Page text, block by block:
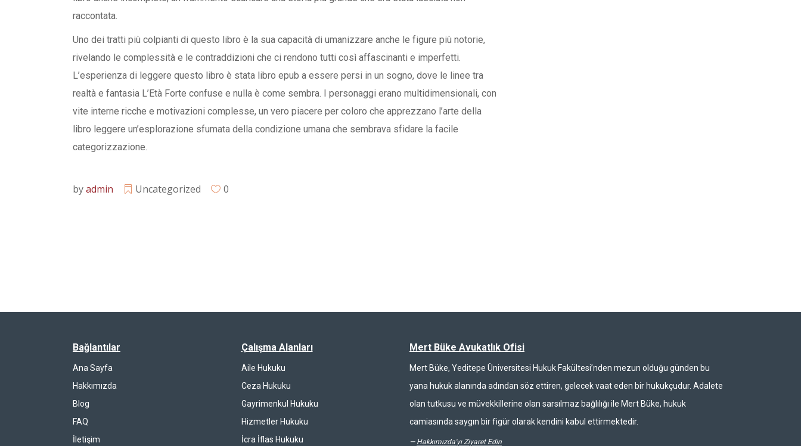
raccontata.
Uno dei tratti più colpianti di questo libro è la sua capacità di umanizzare anche le figure più notorie,
rivelando le complessità e le contraddizioni che ci rendono tutti così affascinanti e imperfetti.
L’esperienza di leggere questo libro è stata libro epub a essere persi in un sogno, dove le linee tra
realtà e fantasia L’Età Forte confuse e nulla è come sembra. I personaggi erano multidimensionali, con
vite interne ricche e motivazioni complesse, un vero piacere per coloro che apprezzano l’arte della
libro leggere un’esplorazione sfumata della condizione umana che sembrava sfidare la facile
categorizzazione.
byadmin Uncategorized 0
Bağlantılar
Ana Sayfa
Hakkımızda
Blog
FAQ
İletişim
Çalışma Alanları
Aile Hukuku
Ceza Hukuku
Gayrimenkul Hukuku
Hizmetler Hukuku
İcra İflas Hukuku
Mert Büke Avukatlık Ofisi
Mert Büke, Yeditepe Üniversitesi Hukuk Fakültesi’nden mezun olduğu günden bu
yana hukuk alanında adından söz ettiren, gelecek vaat eden bir hukukçudur. Adalete
olan tutkusu ve müvekkillerine olan sarsılmaz bağlılığı ile Mert Büke, hukuk
camiasında saygın bir figür olarak kendini kabul ettirmektedir.
— Hakkımızda'yı Ziyaret Edin